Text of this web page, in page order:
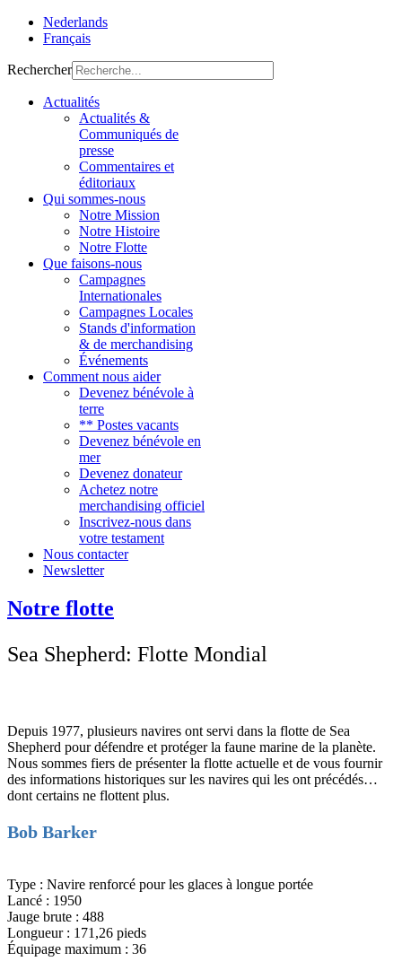
Nederlands
Français
Rechercher
Actualités
Actualités &
Communiqués de
presse
Commentaires et
éditoriaux
Qui sommes-nous
Notre Mission
Notre Histoire
Notre Flotte
Que faisons-nous
Campagnes
Internationales
Campagnes Locales
Stands d'information
& de merchandising
Événements
Comment nous aider
Devenez bénévole à
terre
** Postes vacants
Devenez bénévole en
mer
Devenez donateur
Achetez notre
merchandising officiel
Inscrivez-nous dans
votre testament
Nous contacter
Newsletter
Notre flotte
Sea Shepherd: Flotte Mondial
Depuis 1977, plusieurs navires ont servi dans la flotte de Sea
Shepherd pour défendre et protéger la faune marine de la planète.
Nous sommes fiers de présenter la flotte actuelle et de vous fournir
des informations historiques sur les navires qui les ont précédés…
dont certains ne flottent plus.
Bob Barker
Type : Navire renforcé pour les glaces à longue portée
Lancé : 1950
Jauge brute : 488
Longueur : 171,26 pieds
Équipage maximum : 36